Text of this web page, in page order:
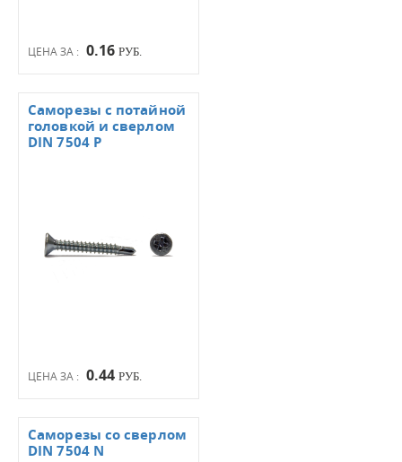
ЦЕНА ЗА : 0.16 РУБ.
ЦЕНА ЗА : 0.44 РУБ.
Саморезы с потайной
головкой и сверлом
DIN 7504 Р
Саморезы со сверлом
DIN 7504 N